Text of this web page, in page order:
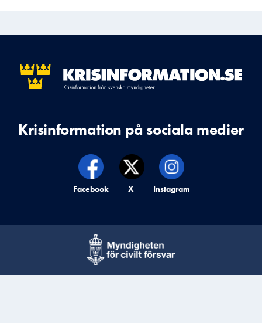
Krisinformation på sociala medier
Krisinformation på,
Facebook Krisinformation på,
X Krisinformation på,
Instagram